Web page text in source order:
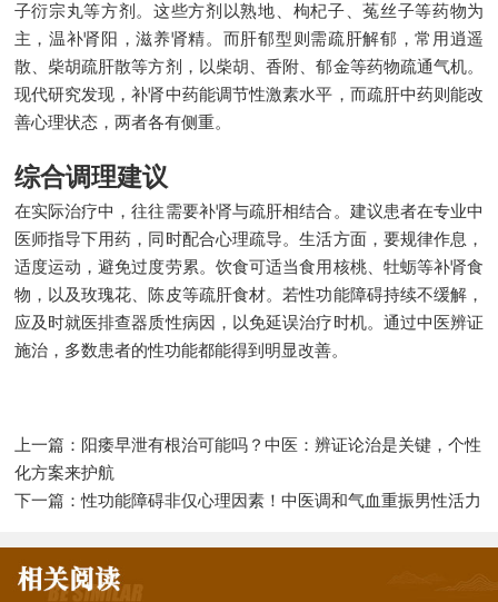
子衍宗丸等方剂。这些方剂以熟地、枸杞子、菟丝子等药物为
主，温补肾阳，滋养肾精。而肝郁型则需疏肝解郁，常用逍遥
散、柴胡疏肝散等方剂，以柴胡、香附、郁金等药物疏通气机。
现代研究发现，补肾中药能调节性激素水平，而疏肝中药则能改
善心理状态，两者各有侧重。
综合调理建议
在实际治疗中，往往需要补肾与疏肝相结合。建议患者在专业中
医师指导下用药，同时配合心理疏导。生活方面，要规律作息，
适度运动，避免过度劳累。饮食可适当食用核桃、牡蛎等补肾食
物，以及玫瑰花、陈皮等疏肝食材。若性功能障碍持续不缓解，
应及时就医排查器质性病因，以免延误治疗时机。通过中医辨证
施治，多数患者的性功能都能得到明显改善。
上一篇： 阳痿早泄有根治可能吗？中医：辨证论治是关键，个性
化方案来护航
下一篇：性功能障碍非仅心理因素！中医调和气血重振男性活力